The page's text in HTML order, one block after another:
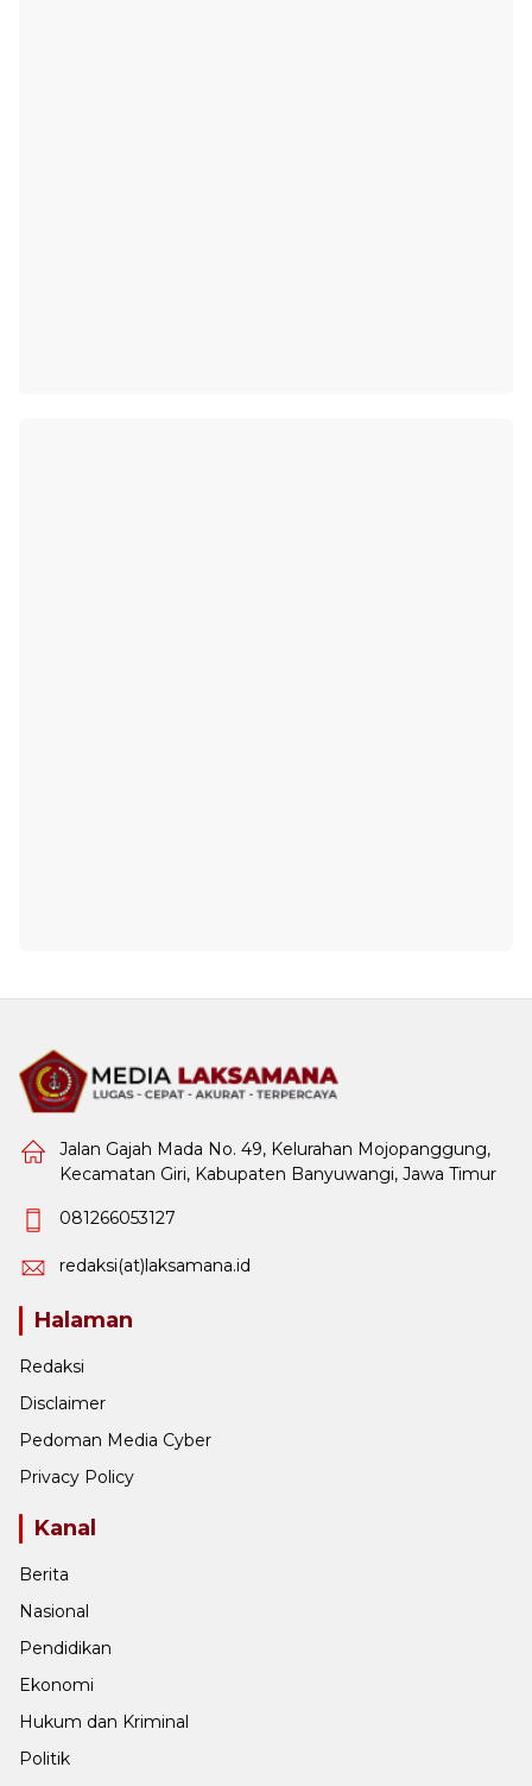
Jalan Gajah Mada No. 49, Kelurahan Mojopanggung,
Kecamatan Giri, Kabupaten Banyuwangi, Jawa Timur
081266053127
redaksi(at)laksamana.id
Halaman
Redaksi
Disclaimer
Pedoman Media Cyber
Privacy Policy
Kanal
Berita
Nasional
Pendidikan
Ekonomi
Hukum dan Kriminal
Politik